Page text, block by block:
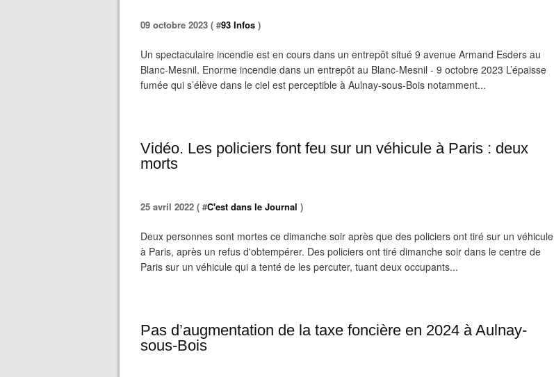
09 octobre 2023 ( #93 Infos )
Un spectaculaire incendie est en cours dans un entrepôt situé 9 avenue Armand Esders au
Blanc-Mesnil. Enorme incendie dans un entrepôt au Blanc-Mesnil - 9 octobre 2023 L’épaisse
fumée qui s’élève dans le ciel est perceptible à Aulnay-sous-Bois notamment...
Vidéo. Les policiers font feu sur un véhicule à Paris : deux
morts
25 avril 2022 ( #C'est dans le Journal )
Deux personnes sont mortes ce dimanche soir après que des policiers ont tiré sur un véhicule
à Paris, après un refus d'obtempérer. Des policiers ont tiré dimanche soir dans le centre de
Paris sur un véhicule qui a tenté de les percuter, tuant deux occupants...
Pas d’augmentation de la taxe foncière en 2024 à Aulnay-
sous-Bois